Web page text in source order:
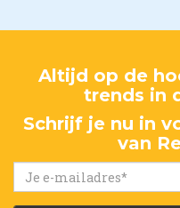
Altijd op de
trends in
Schrijf je nu in
van